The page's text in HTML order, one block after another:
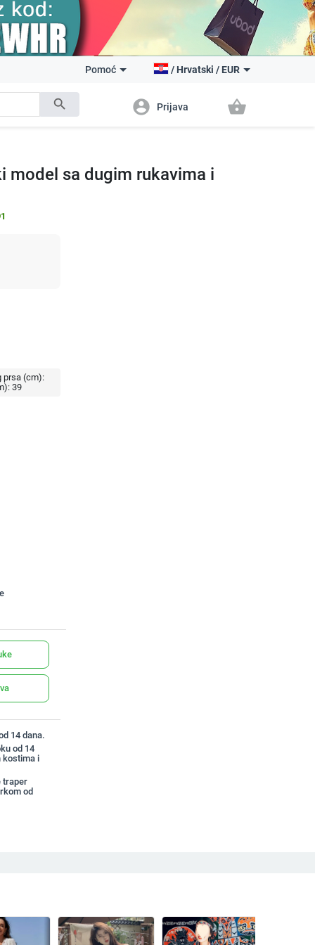
search
Pomoć / Hrvatski / EUR
account_circle Prijava shopping_basket
model sa dugim rukavima i
prsa (cm):
39
14 dana.
od 14
kostima i
traper
od